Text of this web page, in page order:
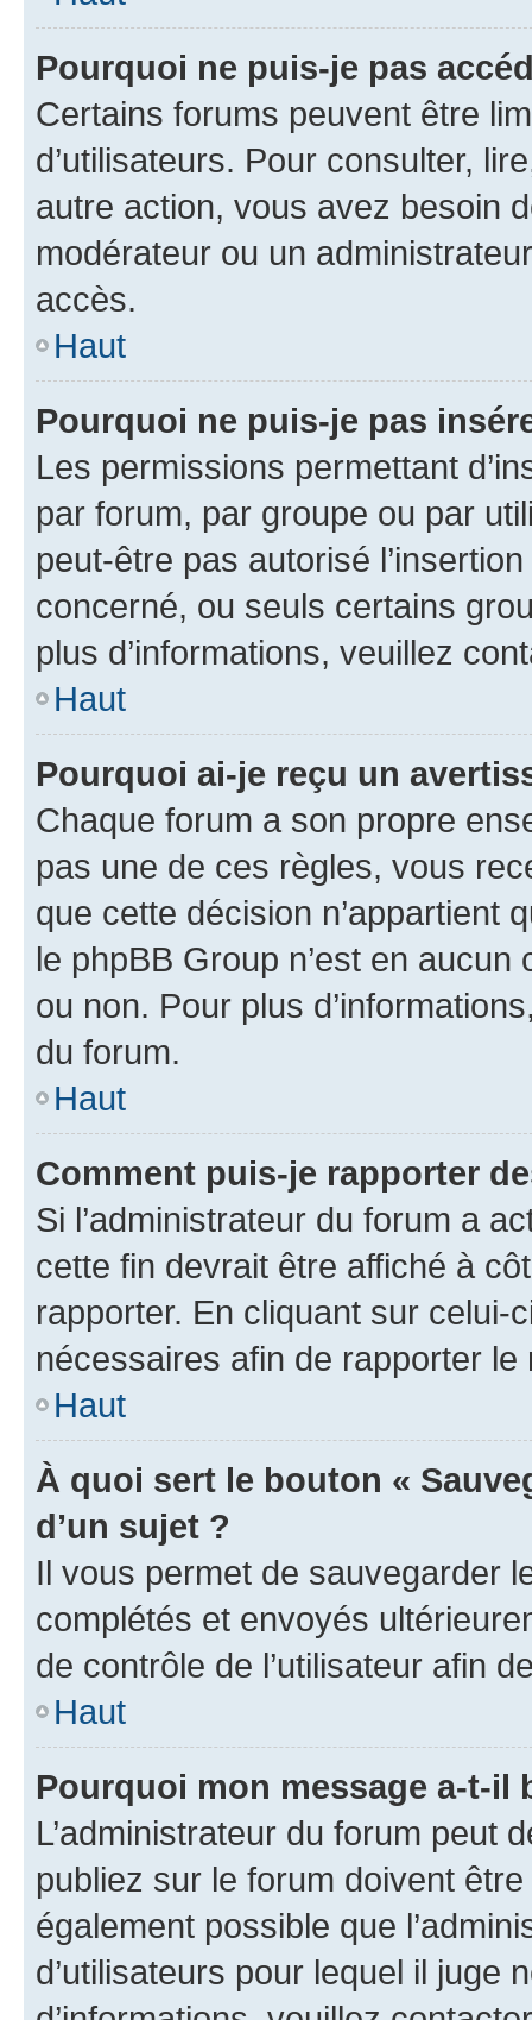
Pourquoi ne puis-je pas
Certains forums peuvent être
d’utilisateurs. Pour consulter,
autre action, vous avez besoin
modérateur ou un
accès.
Haut
Pourquoi ne puis-je pas
Les permissions permettant
par forum, par groupe ou par
peut-être pas autorisé
concerné, ou seuls certains
plus d’informations, veuillez
Haut
Pourquoi ai-je reçu un
Chaque forum a son propre
pas une de ces règles, vous
que cette décision n’appartient
le phpBB Group n’est en
ou non. Pour plus
du forum.
Haut
Comment puis-je rapporter
Si l’administrateur du forum a
cette fin devrait être affiché à
rapporter. En cliquant sur
nécessaires afin de rapporter le
Haut
À quoi sert le bouton «
d’un sujet ?
Il vous permet de sauvegarder
complétés et envoyés
de contrôle de l’utilisateur afin
Haut
Pourquoi mon message a-t-il
L’administrateur du forum peut
publiez sur le forum doivent
également possible que
d’utilisateurs pour lequel il juge